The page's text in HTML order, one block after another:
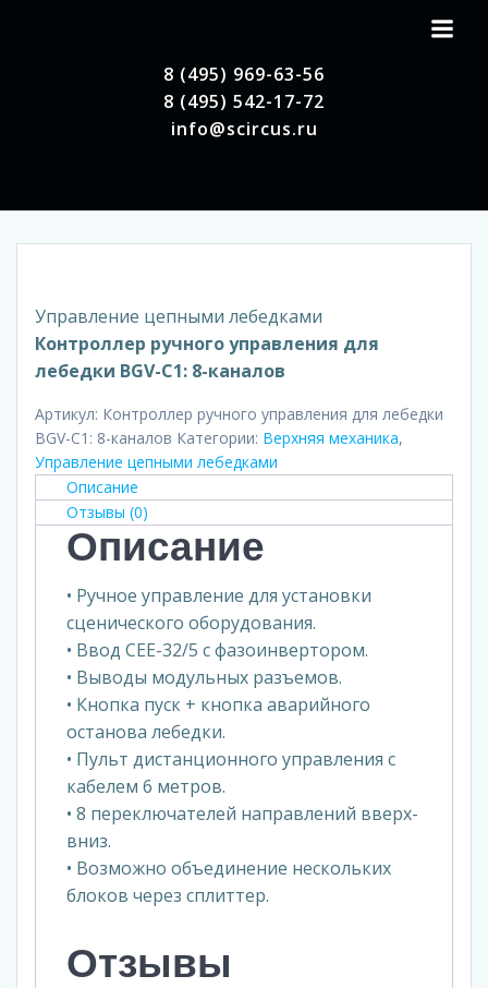
8 (495) 969-63-56
8 (495) 542-17-72
info@scircus.ru
Управление цепными лебедками
Контроллер ручного управления для
лебедки BGV-C1: 8-каналов
Артикул: Контроллер ручного управления для лебедки
BGV-C1: 8-каналов Категории: Верхняя механика,
Управление цепными лебедками
Описание
Отзывы (0)
Описание
• Ручное управление для установки
сценического оборудования.
• Ввод CEE-32/5 с фазоинвертором.
• Выводы модульных разъемов.
• Кнопка пуск + кнопка аварийного
останова лебедки.
• Пульт дистанционного управления с
кабелем 6 метров.
• 8 переключателей направлений вверх-
вниз.
• Возможно объединение нескольких
блоков через сплиттер.
Отзывы